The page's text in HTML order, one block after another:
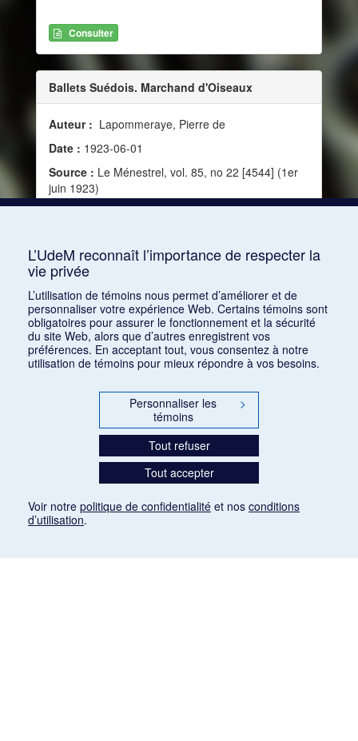
Consulter
Ballets Suédois. Marchand d'Oiseaux
Auteur : Lapommeraye, Pierre de
Date : 1923-06-01
Source : Le Ménestrel, vol. 85, no 22 [4544] (1er
juin 1923)
L’UdeM reconnaît l’importance de respecter la
vie privée
L’utilisation de témoins nous permet d’améliorer et de
personnaliser votre expérience Web. Certains témoins sont
obligatoires pour assurer le fonctionnement et la sécurité
du site Web, alors que d’autres enregistrent vos
préférences. En acceptant tout, vous consentez à notre
utilisation de témoins pour mieux répondre à vos besoins.
Personnaliser les
témoins
>
Tout refuser
Tout accepter
Voir notre politique de confidentialité et nos conditions
d’utilisation.